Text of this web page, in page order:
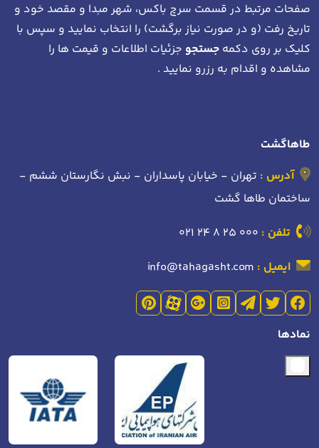
صفحات مرتبط در قسمت سرچ باکس، شهر مبدا و مقصد خود و
تاریخ رفت (و در صورت نیاز برگشت) را انتخاب نمایید و سپس با
کلیک بر روی دکمه جستجو جزئیات اطلاعات و قیمت ها را
مشاهده و اقدام به رزرو نمایید .
طاهاگشت
آدرس : تهران - خیابان پاسداران - نبش نگارستان ششم -
ساختمان طاها گشت
تلفن : 021 24 8 25 000
ایمیل : info@tahagasht.com
نمادها